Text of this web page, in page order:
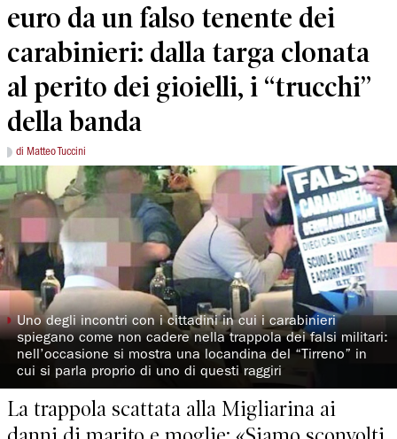
euro da un falso tenente dei
carabinieri: dalla targa clonata
al perito dei gioielli, i “trucchi”
della banda
di Matteo Tuccini
◗Uno degli incontri con i cittadini in cui i carabinieri
spiegano come non cadere nella trappola dei falsi militari:
nell’occasione si mostra una locandina del “Tirreno” in
cui si parla proprio di uno di questi raggiri
La trappola scattata alla Migliarina ai